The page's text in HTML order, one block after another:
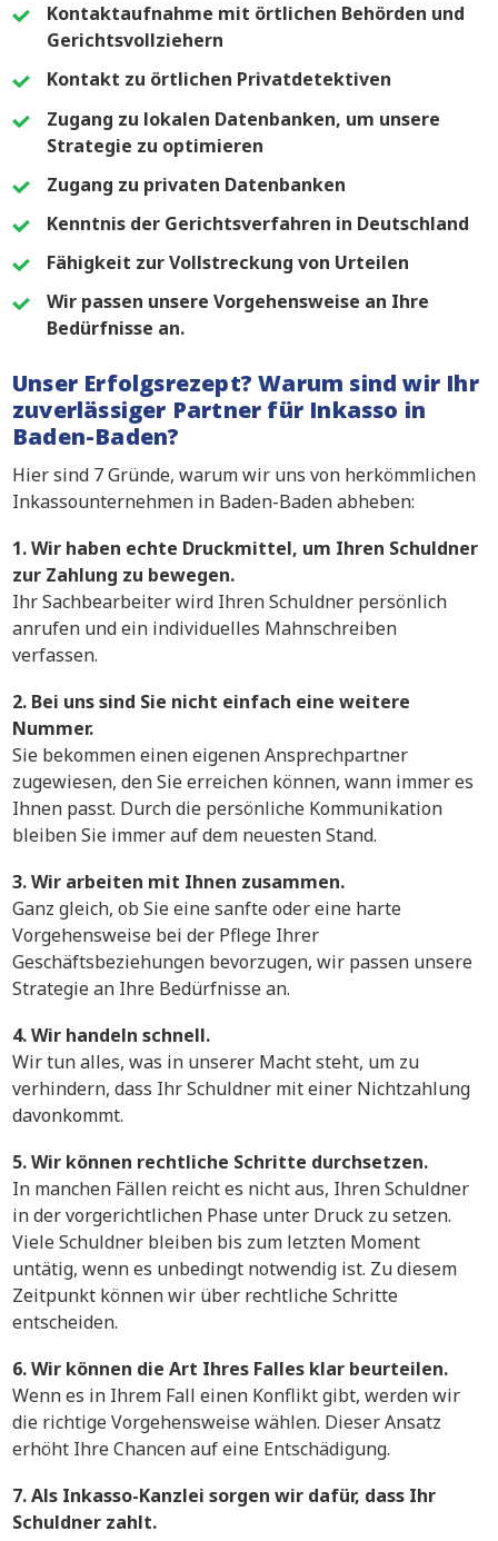
Kontaktaufnahme mit örtlichen Behörden und
Gerichtsvollziehern
Kontakt zu örtlichen Privatdetektiven
Zugang zu lokalen Datenbanken, um unsere
Strategie zu optimieren
Zugang zu privaten Datenbanken
Kenntnis der Gerichtsverfahren in Deutschland
Fähigkeit zur Vollstreckung von Urteilen
Wir passen unsere Vorgehensweise an Ihre
Bedürfnisse an.
Unser Erfolgsrezept? Warum sind wir Ihr
zuverlässiger Partner für Inkasso in
Baden-Baden?
Hier sind 7 Gründe, warum wir uns von herkömmlichen
Inkassounternehmen in Baden-Baden abheben:
1. Wir haben echte Druckmittel, um Ihren Schuldner
zur Zahlung zu bewegen.
Ihr Sachbearbeiter wird Ihren Schuldner persönlich
anrufen und ein individuelles Mahnschreiben
verfassen.
2. Bei uns sind Sie nicht einfach eine weitere
Nummer.
Sie bekommen einen eigenen Ansprechpartner
zugewiesen, den Sie erreichen können, wann immer es
Ihnen passt. Durch die persönliche Kommunikation
bleiben Sie immer auf dem neuesten Stand.
3. Wir arbeiten mit Ihnen zusammen.
Ganz gleich, ob Sie eine sanfte oder eine harte
Vorgehensweise bei der Pflege Ihrer
Geschäftsbeziehungen bevorzugen, wir passen unsere
Strategie an Ihre Bedürfnisse an.
4. Wir handeln schnell.
Wir tun alles, was in unserer Macht steht, um zu
verhindern, dass Ihr Schuldner mit einer Nichtzahlung
davonkommt.
5. Wir können rechtliche Schritte durchsetzen.
In manchen Fällen reicht es nicht aus, Ihren Schuldner
in der vorgerichtlichen Phase unter Druck zu setzen.
Viele Schuldner bleiben bis zum letzten Moment
untätig, wenn es unbedingt notwendig ist. Zu diesem
Zeitpunkt können wir über rechtliche Schritte
entscheiden.
6. Wir können die Art Ihres Falles klar beurteilen.
Wenn es in Ihrem Fall einen Konflikt gibt, werden wir
die richtige Vorgehensweise wählen. Dieser Ansatz
erhöht Ihre Chancen auf eine Entschädigung.
7. Als Inkasso-Kanzlei sorgen wir dafür, dass Ihr
Schuldner zahlt.